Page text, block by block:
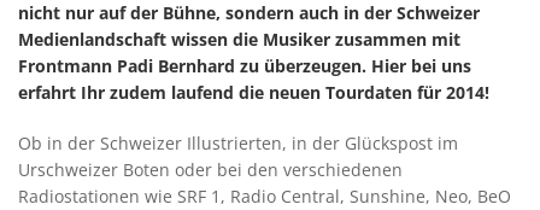
nicht nur auf der Bühne, sondern auch in der Schweizer
Medienlandschaft wissen die Musiker zusammen mit
Frontmann Padi Bernhard zu überzeugen. Hier bei uns
erfahrt Ihr zudem laufend die neuen Tourdaten für 2014!
Ob in der Schweizer Illustrierten, in der Glückspost im
Urschweizer Boten oder bei den verschiedenen
Radiostationen wie SRF 1, Radio Central, Sunshine, Neo, BeO